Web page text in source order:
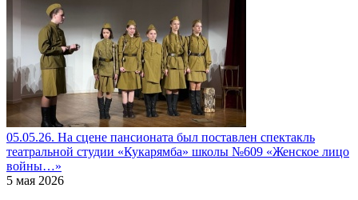
05.05.26. На сцене пансионата был поставлен спектакль
театральной студии «Кукарямба» школы №609 «Женское лицо
войны…»
5 мая 2026